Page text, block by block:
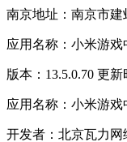
南京地址：南京市建
应用名称：小米游戏
版本：13.5.0.70 更
应用名称：小米游戏
开发者：北京瓦力网